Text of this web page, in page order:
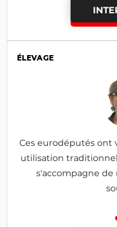
ÉLEVAGE
Ces eurodéputés ont
utilisation
s'accompagne